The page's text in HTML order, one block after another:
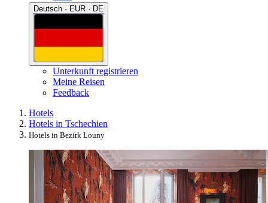
Deutsch · EUR · DE
Unterkunft registrieren
Meine Reisen
Feedback
Hotels
Hotels in Tschechien
Hotels in Bezirk Louny